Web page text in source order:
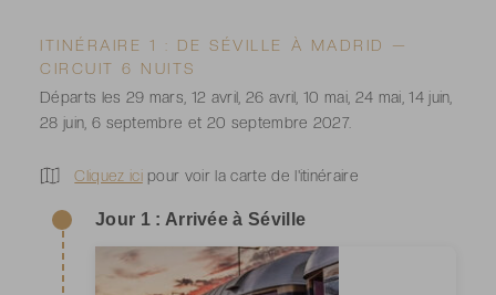
ITINÉRAIRE 1 : DE SÉVILLE À MADRID —
CIRCUIT 6 NUITS
Départs les 29 mars, 12 avril, 26 avril, 10 mai, 24 mai, 14 juin,
28 juin, 6 septembre et 20 septembre 2027.
Cliquez icipour voir la carte de l'itinéraire
Jour 1 : Arrivée à Séville